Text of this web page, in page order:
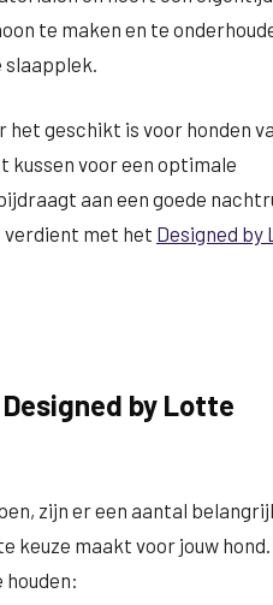
te maken en te
slaapplek.
geschikt is voor honden
kussen voor een optimale
aan een goede
verdient met het Designed by
by Lotte
zijn er een aantal
keuze maakt voor jouw hond.